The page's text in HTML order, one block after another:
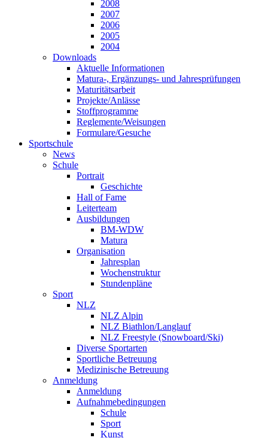
2008
2007
2006
2005
2004
Downloads
Aktuelle Informationen
Matura-, Ergänzungs- und Jahresprüfungen
Maturitätsarbeit
Projekte/Anlässe
Stoffprogramme
Reglemente/Weisungen
Formulare/Gesuche
Sportschule
News
Schule
Portrait
Geschichte
Hall of Fame
Leiterteam
Ausbildungen
BM-WDW
Matura
Organisation
Jahresplan
Wochenstruktur
Stundenpläne
Sport
NLZ
NLZ Alpin
NLZ Biathlon/Langlauf
NLZ Freestyle (Snowboard/Ski)
Diverse Sportarten
Sportliche Betreuung
Medizinische Betreuung
Anmeldung
Anmeldung
Aufnahmebedingungen
Schule
Sport
Kunst